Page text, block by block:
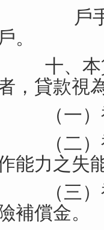
戶
戶。
十、
，貸款視
（一
（二
能力之失
（三
補償金。